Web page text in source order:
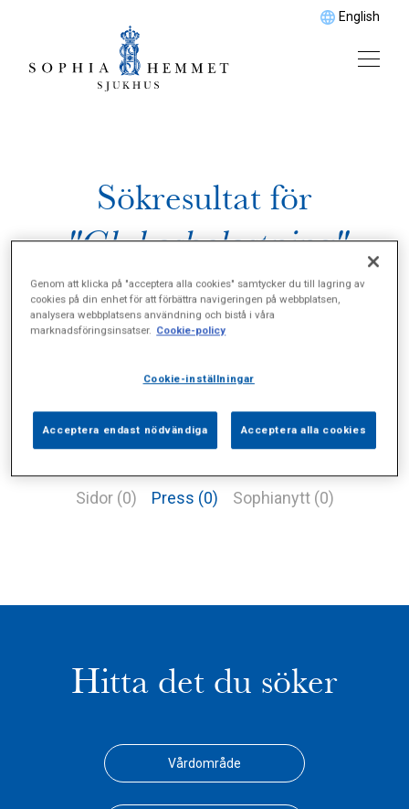
English
Sökresultat för
"Glukosbelastning"
Sidor (0) Press (0) Sophianytt (0)
Hitta det du söker
Vårdområde
Genom att klicka på "acceptera alla cookies" samtycker du till lagring av
cookies på din enhet för att förbättra navigeringen på webbplatsen,
analysera webbplatsens användning och bistå i våra
marknadsföringsinsatser. Cookie-policy
Cookie-inställningar
Acceptera endast nödvändiga Acceptera alla cookies